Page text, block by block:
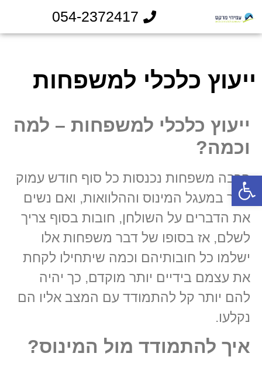
פתח סרגל נגישות
054-2372417
ייעוץ כלכלי למשפחות
ייעוץ כלכלי למשפחות – למה
וכמה?
הרבה משפחות נכנסות כל סוף חודש עמוק
יותר במעגל המינוס וההלוואות, ואם נשים
את הדברים על השולחן, חובות בסוף צריך
לשלם, אז בסופו של דבר משפחות אלו
ישלמו כל חובותיהם וכמה שיתחילו לקחת
את עצמם בידיים יותר מוקדם, כך יהיה
להם יותר קל להתמודד עם המצב אליו הם
נקלעו.
איך להתמודד מול המינוס?